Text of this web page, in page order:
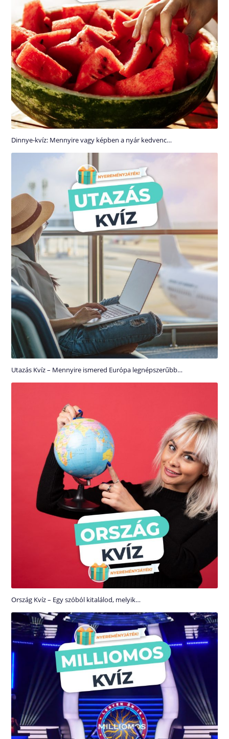
Dinnye-kvíz: Mennyire vagy képben a nyár kedvenc…
Utazás Kvíz – Mennyire ismered Európa legnépszerűbb…
Ország Kvíz – Egy szóból kitalálod, melyik…